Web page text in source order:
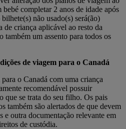
completar 2 anos de idade após
não usado(s) será(ão)
de criança aplicável ao resto da
também um assento para todos os
de viagem para o Canadá
o Canadá com uma criança
recomendável possuir
que se trata do seu filho. Os pais
também são alertados de que devem
e outra documentação relevante em
de custódia.